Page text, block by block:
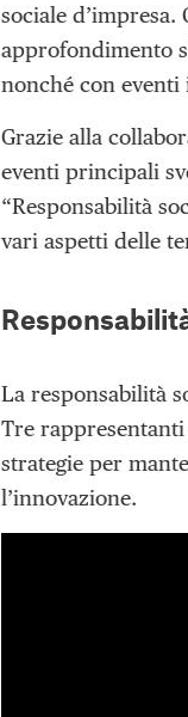
sociale
approfondimento
nonché con
Grazie alla
eventi principali
“Responsabilità
vari aspetti delle
La responsabilità
Tre
strategie per
l’innovazione.